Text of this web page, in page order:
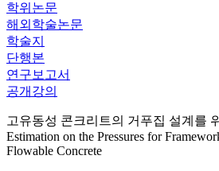
학위논문
해외학술논문
학술지
단행본
연구보고서
공개강의
고유동성 콘크리트의 거푸집 설계를
Estimation on the Pressures for
Flowable Concrete